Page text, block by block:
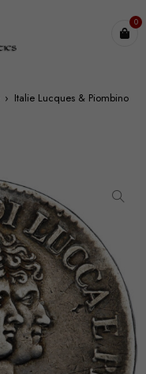
0
› Italie Lucques & Piombino